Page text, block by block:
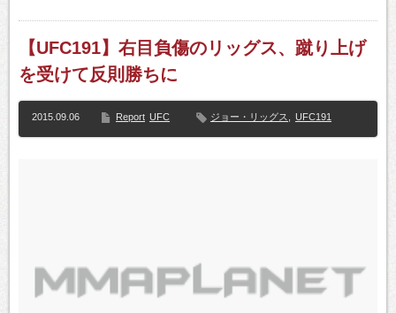
【UFC191】右目負傷のリッグス、蹴り上げ
を受けて反則勝ちに
2015.09.06 Report UFC ジョー・リッグス UFC191